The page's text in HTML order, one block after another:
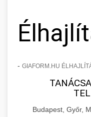
- GIAFORM.HU
Budapest, Győr,